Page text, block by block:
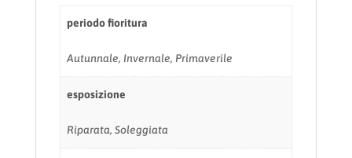
periodo fioritura
Autunnale, Invernale, Primaverile
esposizione
Riparata, Soleggiata